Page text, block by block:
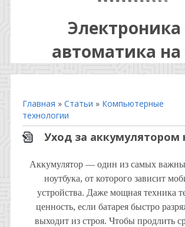
Электроника
автоматика
Главная » Статьи » Компьютерные
технологии
Уход за аккумулятором
Аккумулятор — один из самых
ноутбука, от которого зависит
устройства. Даже мощная техника
ценность, если батарея быстро
выходит из строя. Чтобы продлить